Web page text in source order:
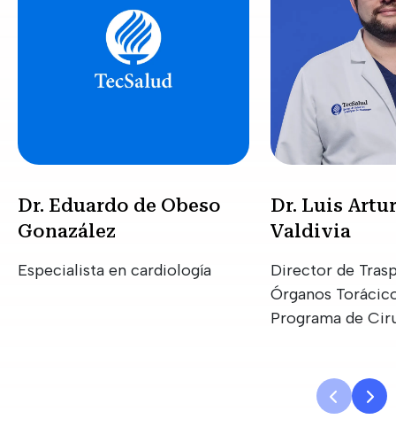
Dr. Eduardo de Obeso
Gonazález
Especialista en cardiología
Dr. Luis Arturo
Valdivia
Director de
Órganos
Programa de